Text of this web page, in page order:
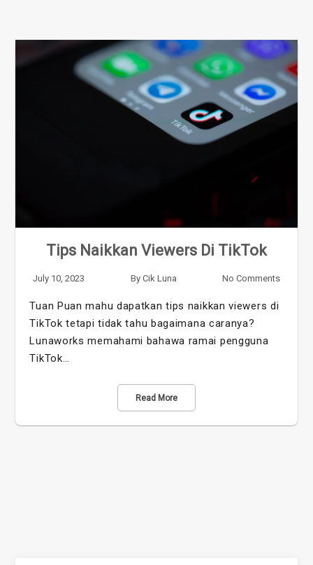
Tips Naikkan Viewers Di TikTok
July 10, 2023 By Cik Luna No Comments
Tuan Puan mahu dapatkan tips naikkan viewers di
TikTok tetapi tidak tahu bagaimana caranya?
Lunaworks memahami bahawa ramai pengguna
TikTok…
Read More